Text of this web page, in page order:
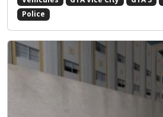
Police